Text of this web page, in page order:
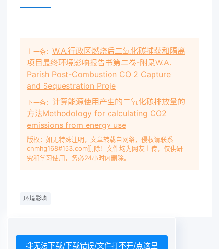
上一条： W.A.行政区燃烧后二氧化碳捕获和隔离
项目最终环境影响报告书第二卷-附录W.A.
Parish Post-Combustion CO 2 Capture
and Sequestration Proje
下一条： 计算能源使用产生的二氧化碳排放量的
方法Methodology for calculating CO2
emissions from energy use
版权：如无特殊注明，文章转载自网络，侵权请联系
cnmhg168#163.com删除！文件均为网友上传，仅供研
究和学习使用，务必24小时内删除。
环境影响
无法下载/下载错误/文件打不开/点这里